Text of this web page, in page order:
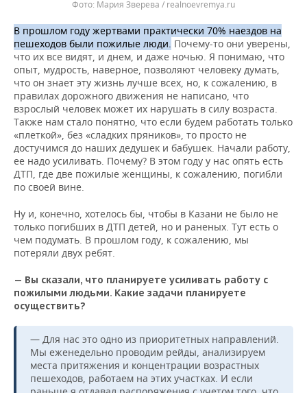
Мария Зверева / realnoevremya.ru
В прошлом году жертвами практически 70% наездов на
пешеходов были пожилые люди. Почему-то они уверены,
что их все видят, и днем, и даже ночью. Я понимаю, что
опыт, мудрость, наверное, позволяют человеку думать,
что он знает эту жизнь лучше всех, но, к сожалению, в
правилах дорожного движения не написано, что
взрослый человек может их нарушать в силу возраста.
Также нам стало понятно, что если будем работать только
«плеткой», без «сладких пряников», то просто не
достучимся до наших дедушек и бабушек. Начали работу,
ее надо усиливать. Почему? В этом году у нас опять есть
ДТП, где две пожилые женщины, к сожалению, погибли
по своей вине.
Ну и, конечно, хотелось бы, чтобы в Казани не было не
только погибших в ДТП детей, но и раненых. Тут есть о
чем подумать. В прошлом году, к сожалению, мы
потеряли двух ребят.
— Вы сказали, что планируете усиливать работу с
пожилыми людьми. Какие задачи планируете
осуществить?
— Для нас это одно из приоритетных направлений.
Мы еженедельно проводим рейды, анализируем
места притяжения и концентрации возрастных
пешеходов, работаем на этих участках. И если